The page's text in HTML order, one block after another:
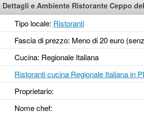
Dettagli e Ambiente Ristorante Ceppo
Tipo locale: Ristoranti
Fascia di prezzo: Meno di 20 euro
Cucina: Regionale Italiana
Ristoranti cucina Regionale Italiana in
Proprietario:
Nome chef: